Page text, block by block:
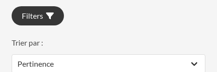
Filters
Trier par :